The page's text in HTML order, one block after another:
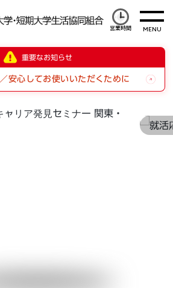
営業時間
重要なお知らせ
安心してお使いいただくために